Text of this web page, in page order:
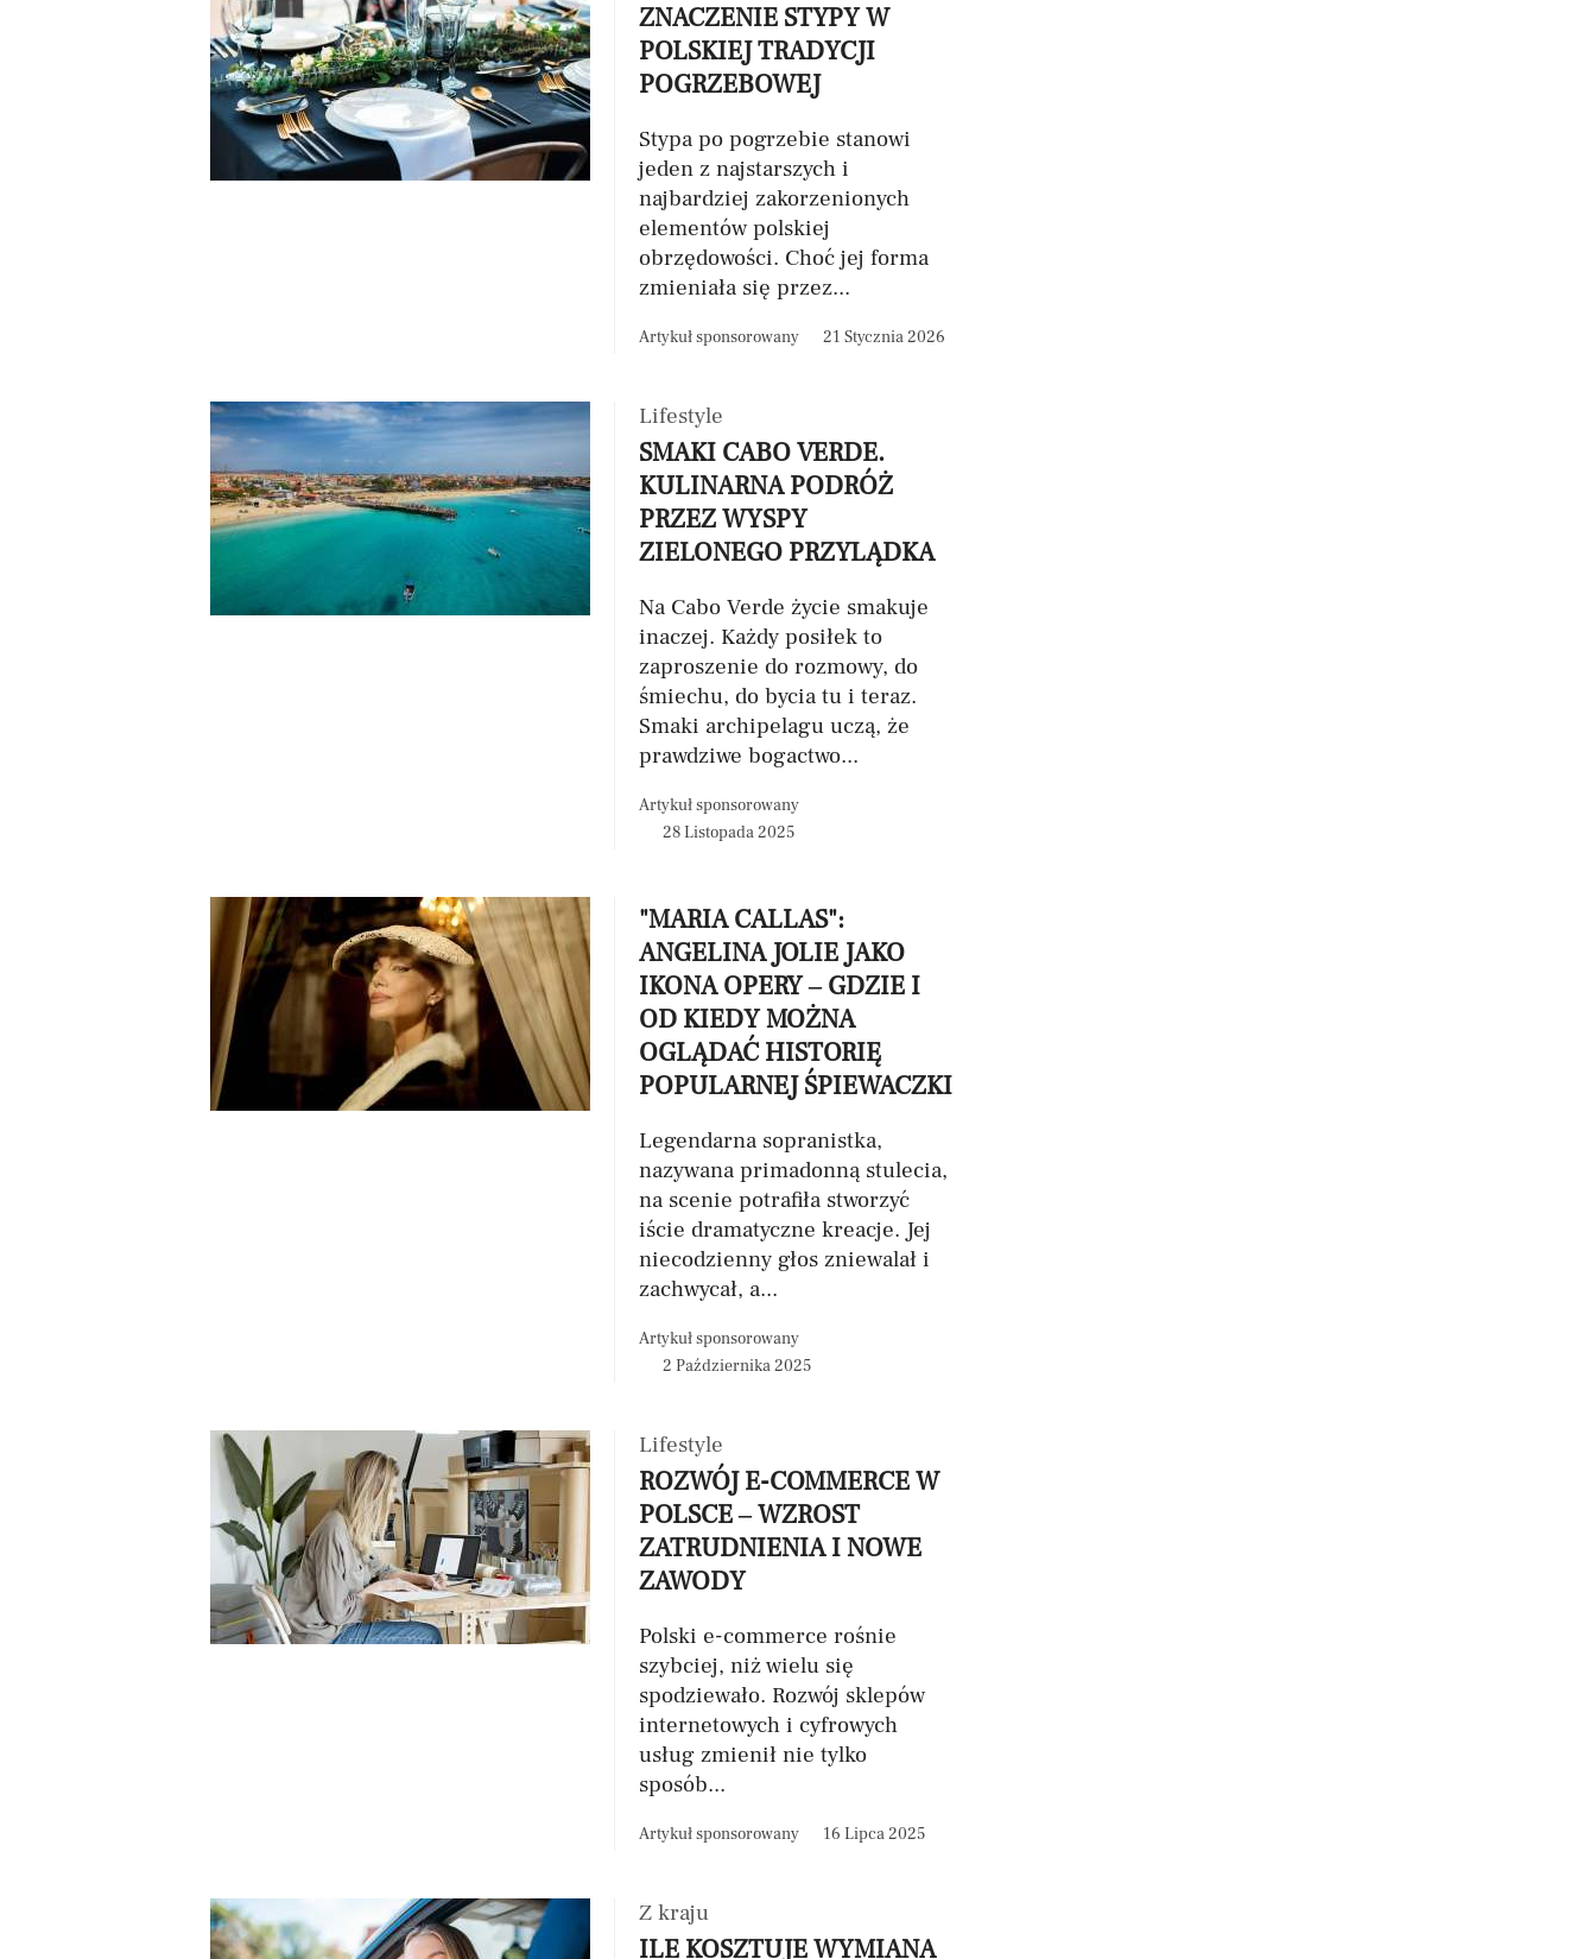
ZNACZENIE STYPY W
POLSKIEJ TRADYCJI
POGRZEBOWEJ
Stypa po pogrzebie stanowi
jeden z najstarszych i
najbardziej zakorzenionych
elementów polskiej
obrzędowości. Choć jej forma
zmieniała się przez...
Artykuł sponsorowany 21 Stycznia 2026
Lifestyle
SMAKI CABO VERDE.
KULINARNA PODRÓŻ
PRZEZ WYSPY
ZIELONEGO PRZYLĄDKA
Na Cabo Verde życie smakuje
inaczej. Każdy posiłek to
zaproszenie do rozmowy, do
śmiechu, do bycia tu i teraz.
Smaki archipelagu uczą, że
prawdziwe bogactwo...
Artykuł sponsorowany
28 Listopada 2025
"MARIA CALLAS":
ANGELINA JOLIE JAKO
IKONA OPERY – GDZIE I
OD KIEDY MOŻNA
OGLĄDAĆ HISTORIĘ
POPULARNEJ ŚPIEWACZKI
Legendarna sopranistka,
nazywana primadonną stulecia,
na scenie potrafiła stworzyć
iście dramatyczne kreacje. Jej
niecodzienny głos zniewalał i
zachwycał, a...
Artykuł sponsorowany
2 Października 2025
Lifestyle
ROZWÓJ E-COMMERCE W
POLSCE – WZROST
ZATRUDNIENIA I NOWE
ZAWODY
Polski e-commerce rośnie
szybciej, niż wielu się
spodziewało. Rozwój sklepów
internetowych i cyfrowych
usług zmienił nie tylko
sposób...
Artykuł sponsorowany 16 Lipca 2025
Z kraju
ILE KOSZTUJE WYMIANA